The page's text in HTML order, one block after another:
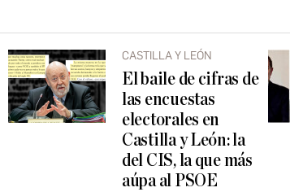
CASTILLA Y LEÓN
El baile de cifras de
las encuestas
electorales en
Castilla y León: la
del CIS, la que más
aúpa al PSOE